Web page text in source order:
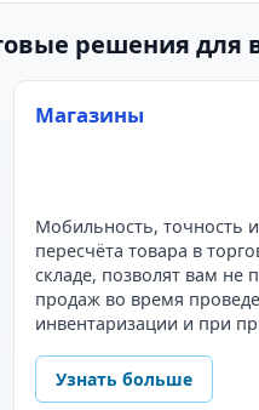
решения для
Магазины
Мобильность, точность
пересчёта товара в
складе, позволят вам не
продаж во время
инвентаризации и при
Узнать больше